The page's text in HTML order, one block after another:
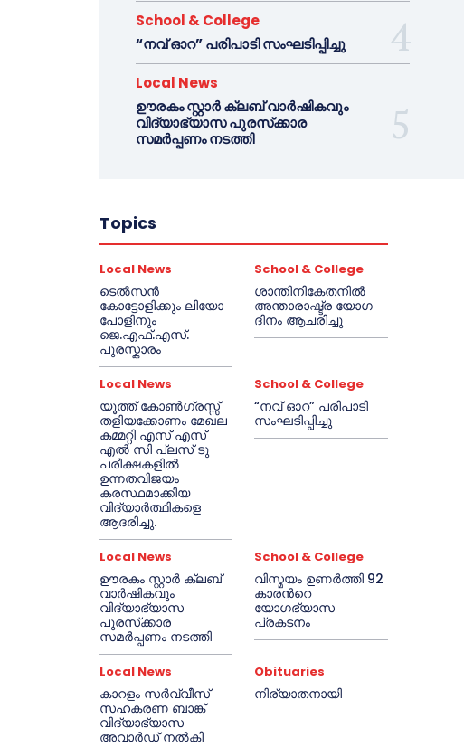
School & College
“നവ് ഓറ” പരിപാടി സംഘടിപ്പിച്ചു
Local News
ഊരകം സ്റ്റാർ ക്ലബ് വാർഷികവും
വിദ്യാഭ്യാസ പുരസ്‌ക്കാര
സമർപ്പണം നടത്തി
Topics
Local News
ടെൽസൻ
കോട്ടോളിക്കും ലിയോ
പോളിനും
ജെ.എഫ്.എസ്.
പുരസ്കാരം
School & College
ശാന്തിനികേതനിൽ
അന്താരാഷ്ട്ര യോഗ
ദിനം ആചരിച്ചു
Local News
യൂത്ത് കോൺഗ്രസ്സ്
തളിയക്കോണം മേഖല
കമ്മറ്റി എസ് എസ്
എൽ സി പ്ലസ് ടു
പരീക്ഷകളിൽ
ഉന്നതവിജയം
കരസ്ഥമാക്കിയ
വിദ്യാർത്ഥികളെ
ആദരിച്ചു.
School & College
“നവ് ഓറ” പരിപാടി
സംഘടിപ്പിച്ചു
Local News
ഊരകം സ്റ്റാർ ക്ലബ്
വാർഷികവും
വിദ്യാഭ്യാസ
പുരസ്‌ക്കാര
സമർപ്പണം നടത്തി
School & College
വിസ്മയം ഉണർത്തി 92
കാരൻറെ
യോഗഭ്യാസ
പ്രകടനം
Local News
കാറളം സർവ്വീസ്
സഹകരണ ബാങ്ക്
വിദ്യാഭ്യാസ
അവാർഡ് നൽകി
Obituaries
നിര്യാതനായി